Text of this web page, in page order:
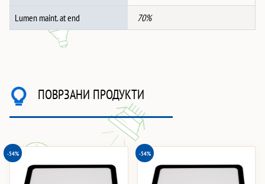
Lumen maint. at end 70%
ПОВРЗАНИ ПРОДУКТИ
-54% -54%